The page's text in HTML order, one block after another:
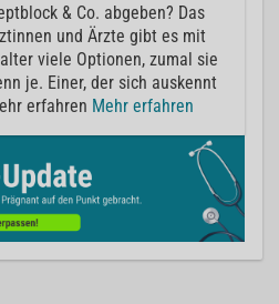
& Co. abgeben? Das
und Ärzte gibt es mit
viele Optionen, zumal sie
je. Einer, der sich auskennt
erfahren Mehr erfahren